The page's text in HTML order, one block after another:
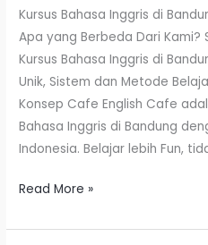
Kursus Bahasa Inggris di
Apa yang Berbeda Dari
Kursus Bahasa Inggris di
Unik, Sistem dan Metode
Konsep Cafe English Cafe
Bahasa Inggris di Bandung
Indonesia. Belajar lebih Fun,
Read More »